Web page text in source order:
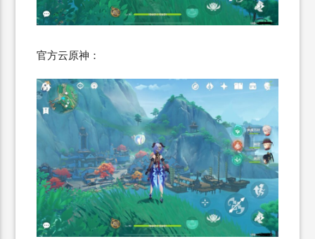
官方云原神：